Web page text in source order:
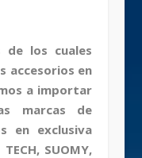
de los cuales
accesorios en
a importar
marcas de
en exclusiva
SUOMY,